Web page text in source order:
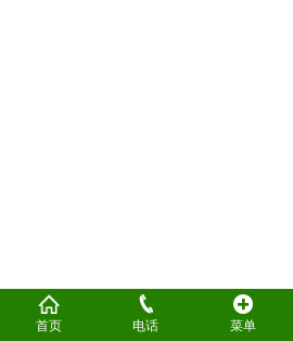
首页 电话 菜单